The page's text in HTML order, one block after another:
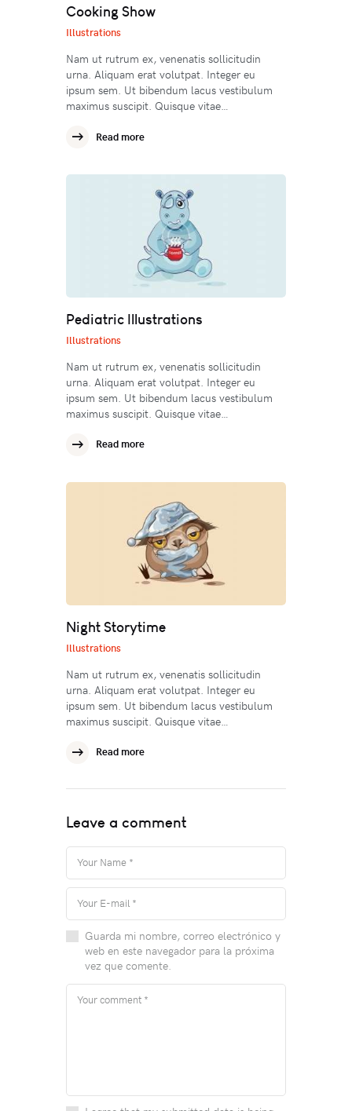
Cooking Show
Illustrations
Nam ut rutrum ex, venenatis sollicitudin
urna. Aliquam erat volutpat. Integer eu
ipsum sem. Ut bibendum lacus vestibulum
maximus suscipit. Quisque vitae…
Read more
Pediatric Illustrations
Illustrations
Nam ut rutrum ex, venenatis sollicitudin
urna. Aliquam erat volutpat. Integer eu
ipsum sem. Ut bibendum lacus vestibulum
maximus suscipit. Quisque vitae…
Read more
Night Storytime
Illustrations
Nam ut rutrum ex, venenatis sollicitudin
urna. Aliquam erat volutpat. Integer eu
ipsum sem. Ut bibendum lacus vestibulum
maximus suscipit. Quisque vitae…
Read more
Leave a comment
Guarda mi nombre, correo electrónico y
web en este navegador para la próxima
vez que comente.